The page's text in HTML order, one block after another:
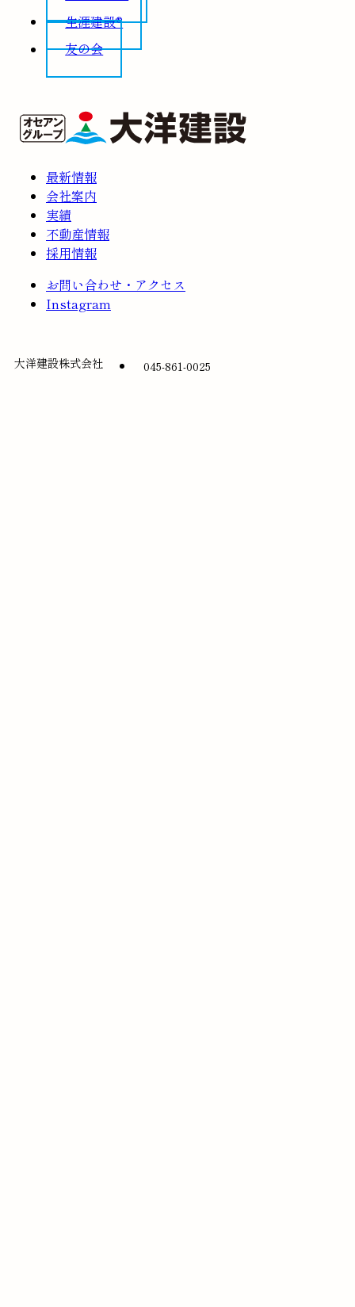
生涯建設®
友の会
最新情報
会社案内
実績
不動産情報
採用情報
お問い合わせ・アクセス
Instagram
大洋建設株式会社 045-861-0025